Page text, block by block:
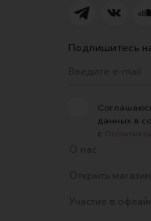
Подпишитесь
данных в
с
О нас
Открыть магазин
Участие в